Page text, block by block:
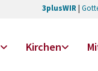
3plusWIR|
Kirchen